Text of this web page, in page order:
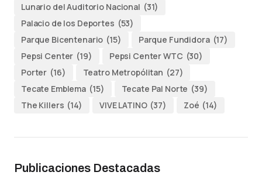
Lunario del Auditorio Nacional (31)
Palacio de los Deportes (53)
Parque Bicentenario (15) Parque Fundidora (17)
Pepsi Center (19) Pepsi Center WTC (30)
Porter (16) Teatro Metropólitan (27)
Tecate Emblema (15) Tecate Pal Norte (39)
The Killers (14) VIVE LATINO (37) Zoé (14)
Publicaciones Destacadas